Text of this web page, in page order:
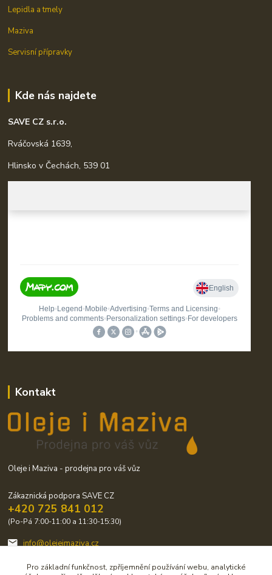
Lepidla a tmely
Maziva
Servisní přípravky
Kde nás najdete
SAVE CZ s.r.o.
Rváčovská 1639,
Hlinsko v Čechách, 539 01
Kontakt
Oleje i Maziva - prodejna pro váš vůz
Zákaznická podpora SAVE CZ
+420 725 841 012
(Po-Pá 7:00-11:00 a 11:30-15:30)
info@olejeimaziva.cz
Pro základní funkčnost, zpříjemnění používání webu, analytické